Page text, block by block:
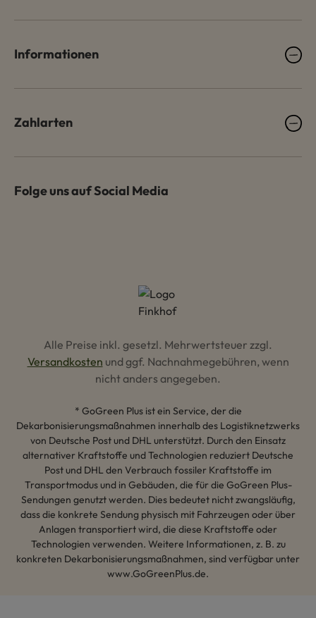
Informationen
Zahlarten
Folge uns auf Social Media
Alle Preise inkl. gesetzl. Mehrwertsteuer zzgl.
Versandkosten und ggf. Nachnahmegebühren, wenn
nicht anders angegeben.
* GoGreen Plus ist ein Service, der die
Dekarbonisierungsmaßnahmen innerhalb des Logistiknetzwerks
von Deutsche Post und DHL unterstützt. Durch den Einsatz
alternativer Kraftstoffe und Technologien reduziert Deutsche
Post und DHL den Verbrauch fossiler Kraftstoffe im
Transportmodus und in Gebäuden, die für die GoGreen Plus-
Sendungen genutzt werden. Dies bedeutet nicht zwangsläufig,
dass die konkrete Sendung physisch mit Fahrzeugen oder über
Anlagen transportiert wird, die diese Kraftstoffe oder
Technologien verwenden. Weitere Informationen, z. B. zu
konkreten Dekarbonisierungsmaßnahmen, sind verfügbar unter
www.GoGreenPlus.de.